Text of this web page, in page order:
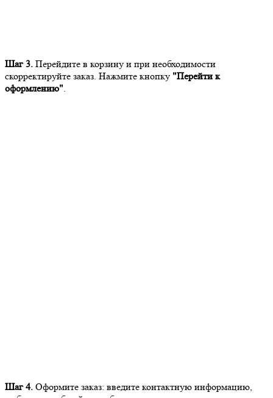
Шаг 3. Перейдите в корзину и при необходимости
скорректируйте заказ. Нажмите кнопку "Перейти к
оформлению".
Шаг 4. Оформите заказ: введите контактную информацию,